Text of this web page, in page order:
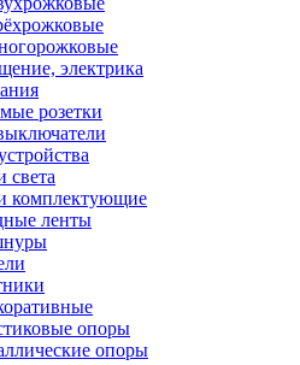
электрика
розетки
света
комплектующие
ленты
опоры
опоры